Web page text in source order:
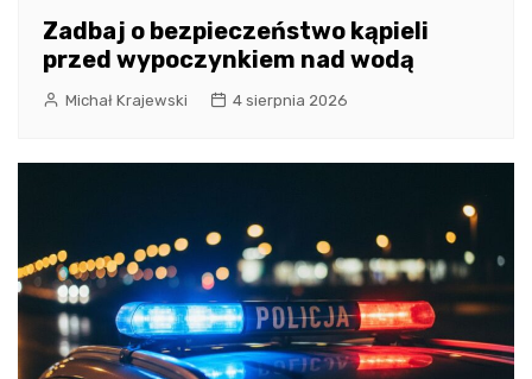
Zadbaj o bezpieczeństwo kąpieli
przed wypoczynkiem nad wodą
Michał Krajewski 4 sierpnia 2026